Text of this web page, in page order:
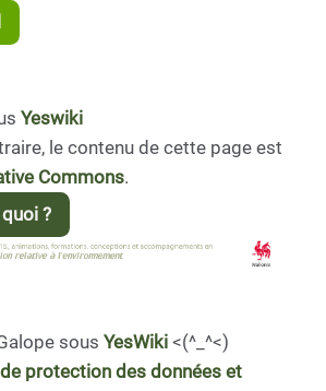
Yeswiki
le contenu de cette page est
Commons.
?
sous YesWiki <(^_^<)
protection des données et